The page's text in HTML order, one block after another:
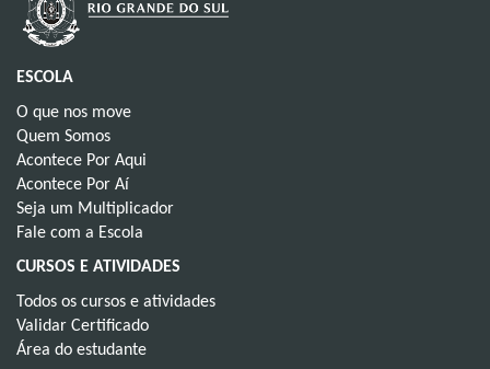
ESCOLA
O que nos move
Quem Somos
Acontece Por Aqui
Acontece Por Aí
Seja um Multiplicador
Fale com a Escola
CURSOS E ATIVIDADES
Todos os cursos e atividades
Validar Certificado
Área do estudante